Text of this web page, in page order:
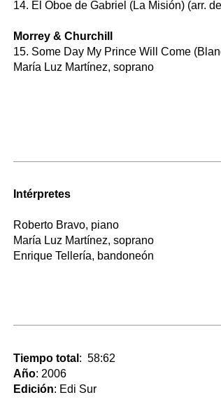
14. El Oboe de Gabriel (La Misión) (arr.
Morrey & Churchill
15. Some Day My Prince Will Come
María Luz Martínez, soprano
Intérpretes
Roberto Bravo, piano
María Luz Martínez, soprano
Enrique Tellería, bandoneón
Tiempo total : 58:62
Año: 2006
Edición: Edi Sur